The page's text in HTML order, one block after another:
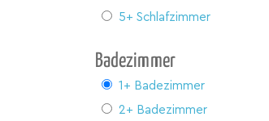
5+ Schlafzimmer
Badezimmer
1+ Badezimmer
2+ Badezimmer